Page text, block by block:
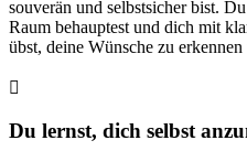
souverän und selbstsicher bist.
Raum behauptest und dich mit
übst, deine Wünsche zu

Du lernst, dich selbst